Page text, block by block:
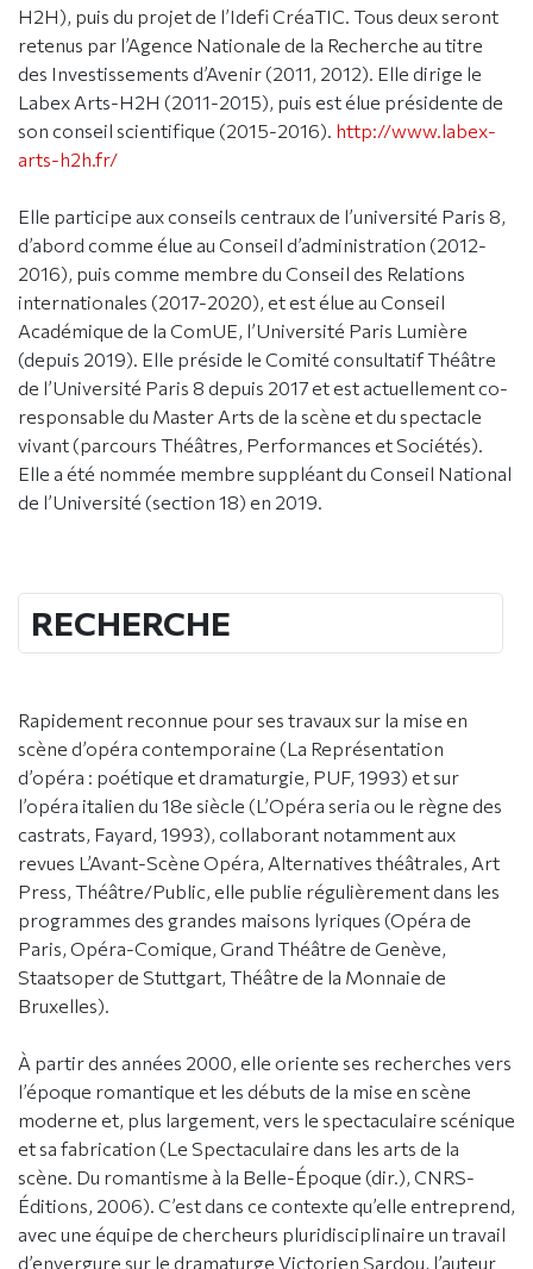
H2H), puis du projet de l’Idefi CréaTIC. Tous deux seront
retenus par l’Agence Nationale de la Recherche au titre
des Investissements d’Avenir (2011, 2012). Elle dirige le
Labex Arts-H2H (2011-2015), puis est élue présidente de
son conseil scientifique (2015-2016). http://www.labex-
arts-h2h.fr/
Elle participe aux conseils centraux de l’université Paris 8,
d’abord comme élue au Conseil d’administration (2012-
2016), puis comme membre du Conseil des Relations
internationales (2017-2020), et est élue au Conseil
Académique de la ComUE, l’Université Paris Lumière
(depuis 2019). Elle préside le Comité consultatif Théâtre
de l’Université Paris 8 depuis 2017 et est actuellement co-
responsable du Master Arts de la scène et du spectacle
vivant (parcours Théâtres, Performances et Sociétés).
Elle a été nommée membre suppléant du Conseil National
de l’Université (section 18) en 2019.
RECHERCHE
Rapidement reconnue pour ses travaux sur la mise en
scène d’opéra contemporaine (La Représentation
d’opéra : poétique et dramaturgie, PUF, 1993) et sur
l’opéra italien du 18e siècle (L’Opéra seria ou le règne des
castrats, Fayard, 1993), collaborant notamment aux
revues L’Avant-Scène Opéra, Alternatives théâtrales, Art
Press, Théâtre/Public, elle publie régulièrement dans les
programmes des grandes maisons lyriques (Opéra de
Paris, Opéra-Comique, Grand Théâtre de Genève,
Staatsoper de Stuttgart, Théâtre de la Monnaie de
Bruxelles).
À partir des années 2000, elle oriente ses recherches vers
l’époque romantique et les débuts de la mise en scène
moderne et, plus largement, vers le spectaculaire scénique
et sa fabrication (Le Spectaculaire dans les arts de la
scène. Du romantisme à la Belle-Époque (dir.), CNRS-
Éditions, 2006). C’est dans ce contexte qu’elle entreprend,
avec une équipe de chercheurs pluridisciplinaire un travail
d’envergure sur le dramaturge Victorien Sardou, l’auteur